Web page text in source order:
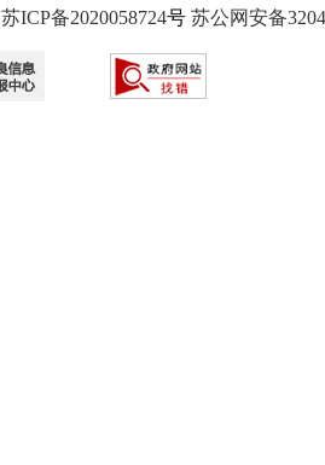
苏ICP备2020058724号 苏公网安备